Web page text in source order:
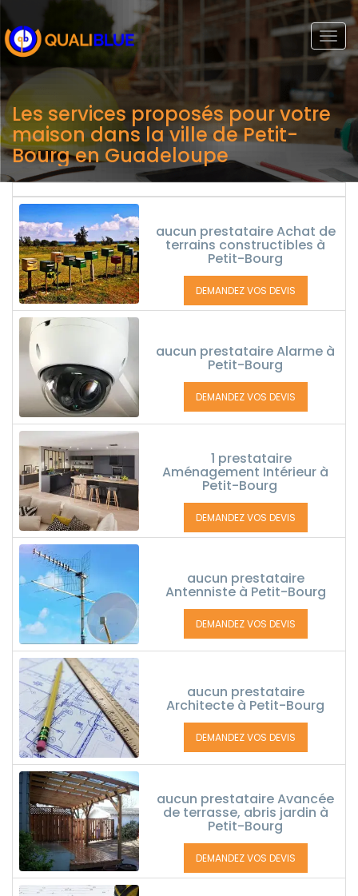
Les services proposés pour votre
maison dans la ville de Petit-
Bourg en Guadeloupe
aucun prestataire Achat de
terrains constructibles à
Petit-Bourg
DEMANDEZ VOS DEVIS
aucun prestataire Alarme à
Petit-Bourg
DEMANDEZ VOS DEVIS
1 prestataire
Aménagement Intérieur à
Petit-Bourg
DEMANDEZ VOS DEVIS
aucun prestataire
Antenniste à Petit-Bourg
DEMANDEZ VOS DEVIS
aucun prestataire
Architecte à Petit-Bourg
DEMANDEZ VOS DEVIS
aucun prestataire Avancée
de terrasse, abris jardin à
Petit-Bourg
DEMANDEZ VOS DEVIS